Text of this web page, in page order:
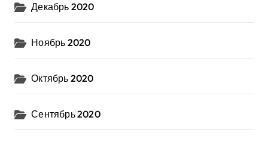
Декабрь 2020
Ноябрь 2020
Октябрь 2020
Сентябрь 2020